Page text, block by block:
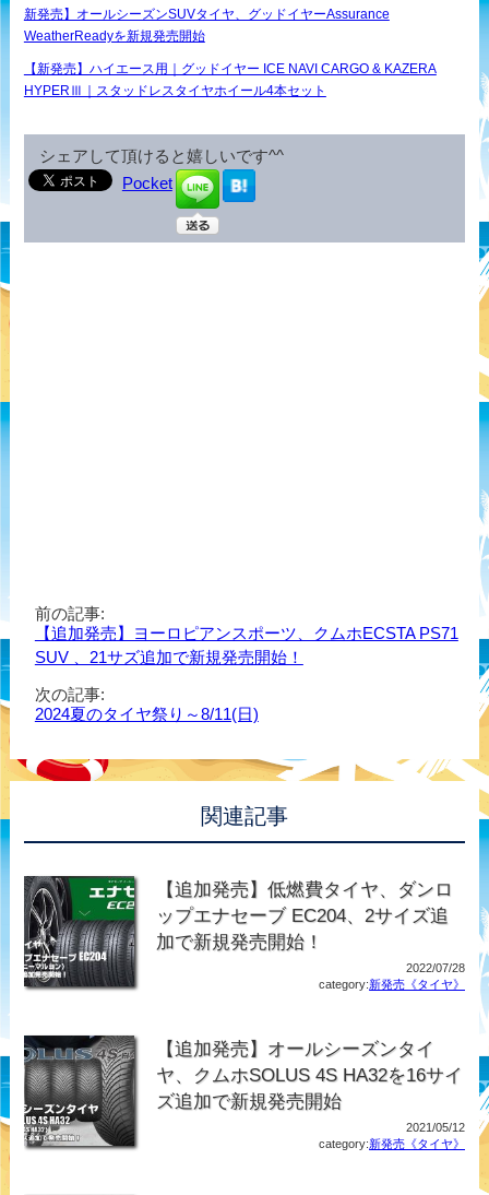
新発売】オールシーズンSUVタイヤ、グッドイヤーAssurance
WeatherReadyを新規発売開始
【新発売】ハイエース用｜グッドイヤー ICE NAVI CARGO & KAZERA
HYPERⅢ｜スタッドレスタイヤホイール4本セット
シェアして頂けると嬉しいです^^
Pocket
前の記事:
【追加発売】ヨーロピアンスポーツ、クムホECSTA PS71
SUV 、21サズ追加で新規発売開始！
次の記事:
2024夏のタイヤ祭り～8/11(日)
関連記事
【追加発売】低燃費タイヤ、ダンロ
ップエナセーブ EC204、2サイズ追
加で新規発売開始！
2022/07/28
category:新発売《タイヤ》
【追加発売】オールシーズンタイ
ヤ、クムホSOLUS 4S HA32を16サイ
ズ追加で新規発売開始
2021/05/12
category:新発売《タイヤ》